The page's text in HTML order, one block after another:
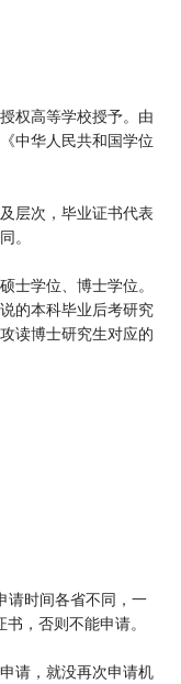
权高等学校授予。由
中华人民共和国学位
层次，毕业证书代表
。
学位、博士学位。
的本科毕业后考研究
读博士研究生对应的
时间各省不同，一
，否则不能申请。
请，就没再次申请机